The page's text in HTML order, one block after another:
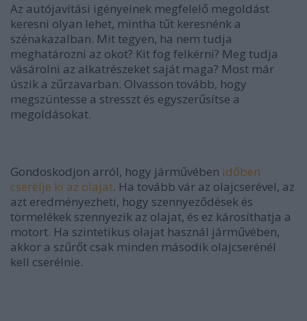
Az autójavítási igényeinek megfelelő megoldást
keresni olyan lehet, mintha tűt keresnénk a
szénakazalban. Mit tegyen, ha nem tudja
meghatározni az okot? Kit fog felkérni? Meg tudja
vásárolni az alkatrészeket saját maga? Most már
úszik a zűrzavarban. Olvasson tovább, hogy
megszüntesse a stresszt és egyszerűsítse a
megoldásokat.
Gondoskodjon arról, hogy járművében időben
cserélje ki az olajat. Ha tovább vár az olajcserével, az
azt eredményezheti, hogy szennyeződések és
törmelékek szennyezik az olajat, és ez károsíthatja a
motort. Ha szintetikus olajat használ járművében,
akkor a szűrőt csak minden második olajcserénél
kell cserélnie.